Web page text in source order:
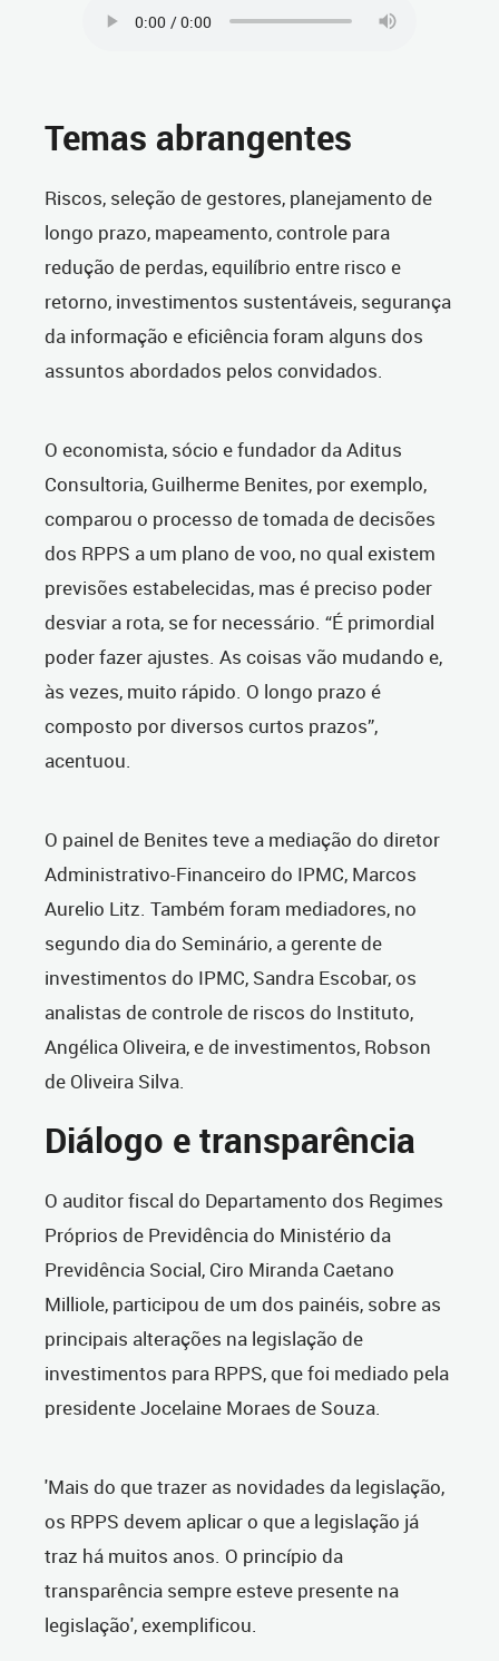
Temas abrangentes
Riscos, seleção de gestores, planejamento de
longo prazo, mapeamento, controle para
redução de perdas, equilíbrio entre risco e
retorno, investimentos sustentáveis, segurança
da informação e eficiência foram alguns dos
assuntos abordados pelos convidados.
O economista, sócio e fundador da Aditus
Consultoria, Guilherme Benites, por exemplo,
comparou o processo de tomada de decisões
dos RPPS a um plano de voo, no qual existem
previsões estabelecidas, mas é preciso poder
desviar a rota, se for necessário. “É primordial
poder fazer ajustes. As coisas vão mudando e,
às vezes, muito rápido. O longo prazo é
composto por diversos curtos prazos”,
acentuou.
O painel de Benites teve a mediação do diretor
Administrativo-Financeiro do IPMC, Marcos
Aurelio Litz. Também foram mediadores, no
segundo dia do Seminário, a gerente de
investimentos do IPMC, Sandra Escobar, os
analistas de controle de riscos do Instituto,
Angélica Oliveira, e de investimentos, Robson
de Oliveira Silva.
Diálogo e transparência
O auditor fiscal do Departamento dos Regimes
Próprios de Previdência do Ministério da
Previdência Social, Ciro Miranda Caetano
Milliole, participou de um dos painéis, sobre as
principais alterações na legislação de
investimentos para RPPS, que foi mediado pela
presidente Jocelaine Moraes de Souza.
'Mais do que trazer as novidades da legislação,
os RPPS devem aplicar o que a legislação já
traz há muitos anos. O princípio da
transparência sempre esteve presente na
legislação', exemplificou.